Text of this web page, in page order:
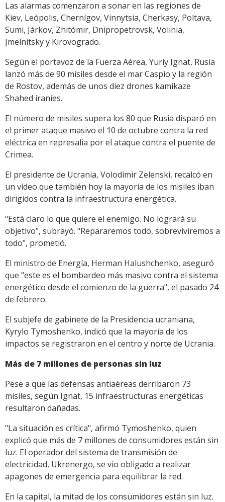
Las alarmas comenzaron a sonar en las regiones de
Kiev, Leópolis, Chernígov, Vinnytsia, Cherkasy, Poltava,
Sumi, Járkov, Zhitómir, Dnipropetrovsk, Volinia,
Jmelnitsky y Kirovogrado.
Según el portavoz de la Fuerza Aérea, Yuriy Ignat, Rusia
lanzó más de 90 misiles desde el mar Caspio y la región
de Rostov, además de unos diez drones kamikaze
Shahed iraníes.
El número de misiles supera los 80 que Rusia disparó en
el primer ataque masivo el 10 de octubre contra la red
eléctrica en represalia por el ataque contra el puente de
Crimea.
El presidente de Ucrania, Volodímir Zelenski, recalcó en
un vídeo que también hoy la mayoría de los misiles iban
dirigidos contra la infraestructura energética.
"Está claro lo que quiere el enemigo. No logrará su
objetivo", subrayó. "Repararemos todo, sobreviviremos a
todo", prometió.
El ministro de Energía, Herman Halushchenko, aseguró
que "este es el bombardeo más masivo contra el sistema
energético desde el comienzo de la guerra", el pasado 24
de febrero.
El subjefe de gabinete de la Presidencia ucraniana,
Kyrylo Tymoshenko, indicó que la mayoría de los
impactos se registraron en el centro y norte de Ucrania.
Más de 7 millones de personas sin luz
Pese a que las defensas antiaéreas derribaron 73
misiles, según Ignat, 15 infraestructuras energéticas
resultaron dañadas.
"La situación es crítica", afirmó Tymoshenko, quien
explicó que más de 7 millones de consumidores están sin
luz. El operador del sistema de transmisión de
electricidad, Ukrenergo, se vio obligado a realizar
apagones de emergencia para equilibrar la red.
En la capital, la mitad de los consumidores están sin luz.